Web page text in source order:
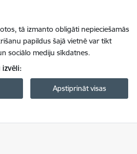
tā izmanto obligāti nepieciešamās
papildus šajā vietnē var tikt
sociālo mediju sīkdatnes.
izvēli:
Apstiprināt visas